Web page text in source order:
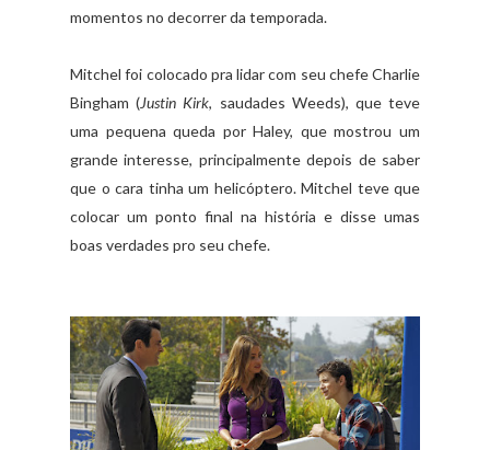
momentos no decorrer da temporada.
Mitchel foi colocado pra lidar com seu chefe Charlie
Bingham (Justin Kirk, saudades Weeds), que teve
uma pequena queda por Haley, que mostrou um
grande interesse, principalmente depois de saber
que o cara tinha um helicóptero. Mitchel teve que
colocar um ponto final na história e disse umas
boas verdades pro seu chefe.